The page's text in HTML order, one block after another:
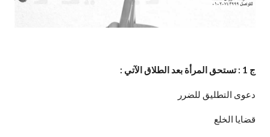
ج 1 : تستحق المرأة بعد الطلاق الآتي :
دعوى التطليق للضرر
قضايا الخلع